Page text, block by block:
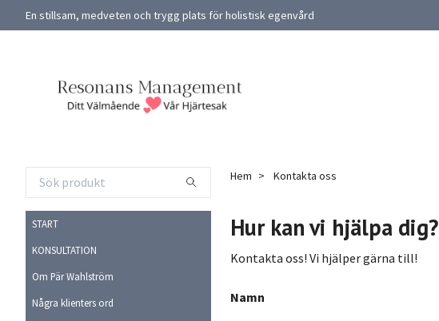
En stillsam, medveten och trygg plats för holistisk egenvård
START
KONSULTATION
Om Pär Wahlström
Några klienters ord
Hem Kontakta oss
Hur kan vi hjälpa dig?
Kontakta oss! Vi hjälper gärna till!
Namn